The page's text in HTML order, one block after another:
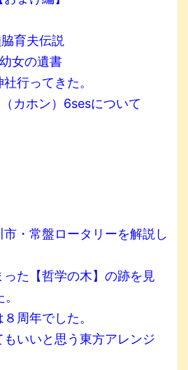
育夫伝説
女の遺書
行ってきた。
カホン）6sesについて
市・常盤ロータリーを解説し
た【哲学の木】の跡を見
周年でした。
もいいと思う東方アレンジ